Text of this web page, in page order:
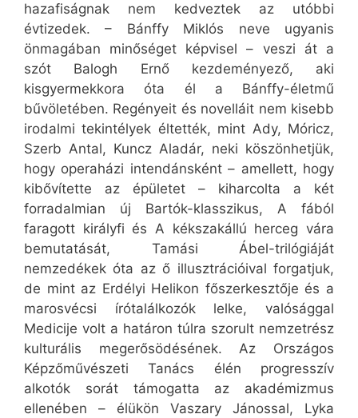
hazafiságnak nem kedveztek az utóbbi
évtizedek. – Bánffy Miklós neve ugyanis
önmagában minőséget képvisel – veszi át a
szót Balogh Ernő kezdeményező, aki
kisgyermekkora óta él a Bánffy-életmű
bűvöletében. Regényeit és novelláit nem kisebb
irodalmi tekintélyek éltették, mint Ady, Móricz,
Szerb Antal, Kuncz Aladár, neki köszönhetjük,
hogy operaházi intendánsként – amellett, hogy
kibővítette az épületet – kiharcolta a két
forradalmian új Bartók-klasszikus, A fából
faragott királyfi és A kékszakállú herceg vára
bemutatását, Tamási Ábel-trilógiáját
nemzedékek óta az ő illusztrációival forgatjuk,
de mint az Erdélyi Helikon főszerkesztője és a
marosvécsi írótalálkozók lelke, valósággal
Medicije volt a határon túlra szorult nemzetrész
kulturális megerősödésének. Az Országos
Képzőművészeti Tanács élén progresszív
alkotók sorát támogatta az akadémizmus
ellenében – élükön Vaszary Jánossal, Lyka